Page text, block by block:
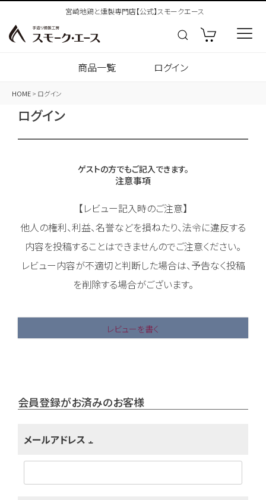
宮崎地鶏と燻製専門店【公式】スモークエース
商品一覧 ログイン
HOME ログイン
ログイン
ゲストの方でもご記入できます。
注意事項
【レビュー記入時のご注意】
他人の権利、利益、名誉などを損ねたり、法令に違反する
内容を投稿することはできませんのでご注意ください。
レビュー内容が不適切と判断した場合は、予告なく投稿
を削除する場合がございます。
レビューを書く
会員登録がお済みのお客様
メールアドレス
(
必